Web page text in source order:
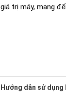
giá trị máy, mang
Hướng dẫn sử dụng